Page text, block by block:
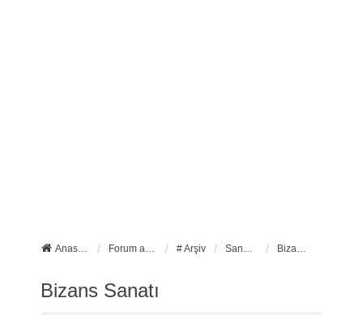
Anasayfa Forum ana sayfa # Arşiv Sanat Tarihi Bizans Sanatı
Bizans Sanatı